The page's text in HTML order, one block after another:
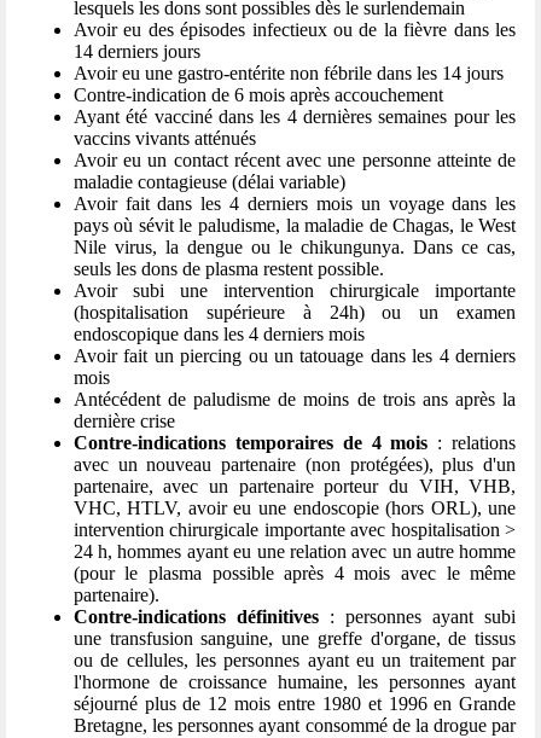
lesquels les dons sont possibles dès le surlendemain
Avoir eu des épisodes infectieux ou de la fièvre dans les
14 derniers jours
Avoir eu une gastro-entérite non fébrile dans les 14 jours
Contre-indication de 6 mois après accouchement
Ayant été vacciné dans les 4 dernières semaines pour les
vaccins vivants atténués
Avoir eu un contact récent avec une personne atteinte de
maladie contagieuse (délai variable)
Avoir fait dans les 4 derniers mois un voyage dans les
pays où sévit le paludisme, la maladie de Chagas, le West
Nile virus, la dengue ou le chikungunya. Dans ce cas,
seuls les dons de plasma restent possible.
Avoir subi une intervention chirurgicale importante
(hospitalisation supérieure à 24h) ou un examen
endoscopique dans les 4 derniers mois
Avoir fait un piercing ou un tatouage dans les 4 derniers
mois
Antécédent de paludisme de moins de trois ans après la
dernière crise
Contre-indications temporaires de 4 mois : relations
avec un nouveau partenaire (non protégées), plus d'un
partenaire, avec un partenaire porteur du VIH, VHB,
VHC, HTLV, avoir eu une endoscopie (hors ORL), une
intervention chirurgicale importante avec hospitalisation >
24 h, hommes ayant eu une relation avec un autre homme
(pour le plasma possible après 4 mois avec le même
partenaire).
Contre-indications définitives : personnes ayant subi
une transfusion sanguine, une greffe d'organe, de tissus
ou de cellules, les personnes ayant eu un traitement par
l'hormone de croissance humaine, les personnes ayant
séjourné plus de 12 mois entre 1980 et 1996 en Grande
Bretagne, les personnes ayant consommé de la drogue par